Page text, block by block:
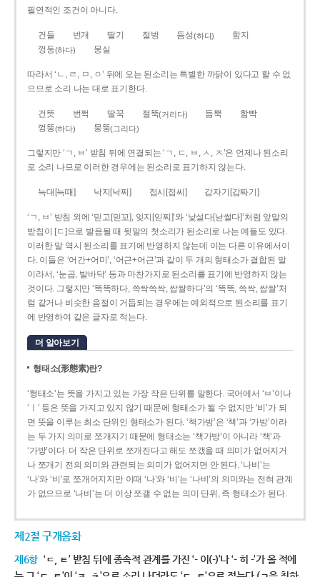
필연적인 조건이 아니다.
건들 번개 딸기 절벙 듬성(하다)
함지
껑둥(하다) 뭉실
따라서 ‘ㄴ, ㄹ, ㅁ, ㅇ’ 뒤에 오는 된소리는 특별한 까닭이 있다고 할 수 없
으므로 소리 나는 대로 표기한다.
건뜻 번쩍 딸꾹 절뚝(거리다) 듬뿍
함빡
껑뚱(하다) 뭉뚱(그리다)
그렇지만 ‘ㄱ, ㅂ’ 받침 뒤에 연결되는 ‘ㄱ, ㄷ, ㅂ, ㅅ, ㅈ’은 언제나 된소리
로 소리 나므로 이러한 경우에는 된소리로 표기하지 않는다.
늑대[늑때] 낙지[낙찌] 접시[접씨] 갑자기[갑짜기]
‘ㄱ, ㅂ’ 받침 외에 ‘믿고[믿꼬], 잊지[읻찌]’와 ‘낯설다[낟썰다]’처럼 앞말의
받침이 [ㄷ]으로 발음될 때 뒷말의 첫소리가 된소리로 나는 예들도 있다.
이러한 말 역시 된소리를 표기에 반영하지 않는데 이는 다른 이유에서이
다. 이들은 ‘어간+어미’, ‘어근+어근’과 같이 두 개의 형태소가 결합된 말
이라서, ‘눈곱, 발바닥’ 등과 마찬가지로 된소리를 표기에 반영하지 않는
것이다. 그렇지만 ‘똑똑하다, 쓱싹쓱싹, 쌉쌀하다’의 ‘똑똑, 쓱싹, 쌉쌀’처
럼 같거나 비슷한 음절이 거듭되는 경우에는 예외적으로 된소리를 표기
에 반영하여 같은 글자로 적는다.
더 알아보기
형태소(形態素)란?
‘형태소’는 뜻을 가지고 있는 가장 작은 단위를 말한다. 국어에서 ‘ㅂ’이나
‘ㅣ’ 등은 뜻을 가지고 있지 않기 때문에 형태소가 될 수 없지만 ‘비’가 되
면 뜻을 이루는 최소 단위인 형태소가 된다. ‘책가방’은 ‘책’과 ‘가방’이라
는 두 가지 의미로 쪼개지기 때문에 형태소는 ‘책가방’이 아니라 ‘책’과
‘가방’이다. 더 작은 단위로 쪼개진다고 해도 쪼갰을 때 의미가 없어지거
나 쪼개기 전의 의미와 관련되는 의미가 없어지면 안 된다. ‘나비’는
‘나’와 ‘비’로 쪼개어지지만 이때 ‘나’와 ‘비’는 ‘나비’의 의미와는 전혀 관계
가 없으므로 ‘나비’는 더 이상 쪼갤 수 없는 의미 단위, 즉 형태소가 된다.
제2절 구개음화
제6항 ‘ㄷ, ㅌ’ 받침 뒤에 종속적 관계를 가진 ‘- 이(-)’나 ‘- 히 -’가 올 적에